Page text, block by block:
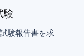
験
験報告書を求